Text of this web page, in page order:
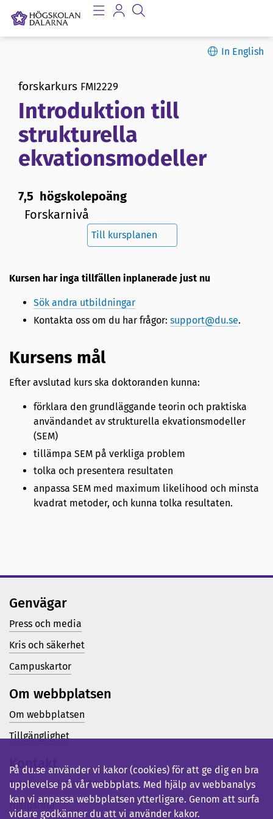
In English
forskarkurs FMI2229
Introduktion till
strukturella
ekvationsmodeller
7,5 högskolepoäng
Forskarnivå
Till kursplanen
Kursen har inga tillfällen inplanerade just nu
Sök andra utbildningar
Kontakta oss om du har frågor: support@du.se.
Kursens mål
Efter avslutad kurs ska doktoranden kunna:
förklara den grundläggande teorin och praktiska
användandet av strukturella ekvationsmodeller
(SEM)
tillämpa SEM på verkliga problem
tolka och presentera resultaten
anpassa SEM med maximum likelihood och minsta
kvadrat metoder, och kunna tolka resultaten.
Genvägar
Press och media
Kris och säkerhet
Campuskartor
Om webbplatsen
Om webbplatsen
Tillgänglighet
Kontakt
Telefon (vx): 023-77 80 00
Hjälpsidor
På du.se använder vi kakor (cookies) för att ge dig en bra
upplevelse på vår webbplats. Med hjälp av webbanalys
kan vi anpassa webbplatsen ytterligare. Genom att surfa
vidare godkänner du att vi använder kakor.